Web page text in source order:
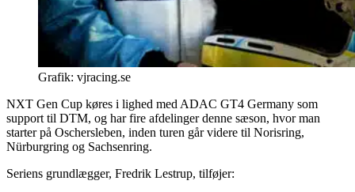
Grafik: vjracing.se
NXT Gen Cup køres i lighed med ADAC GT4 Germany som
support til DTM, og har fire afdelinger denne sæson, hvor man
starter på Oschersleben, inden turen går videre til Norisring,
Nürburgring og Sachsenring.
Seriens grundlægger, Fredrik Lestrup, tilføjer: